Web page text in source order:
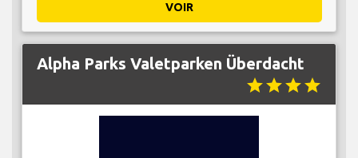
VOIR
Alpha Parks Valetparken Überdacht
starstarstarstar